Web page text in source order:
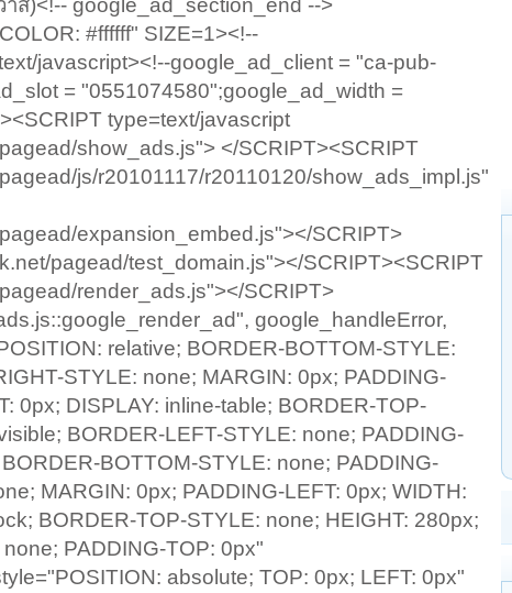
ส)<!-- google_ad_section_end -->
#ffffff" SIZE=1><!--
javascript><!--google_ad_client = "ca-pub-
= "0551074580";google_ad_width =
type=text/javascript
show_ads.js"> </SCRIPT><SCRIPT
js/r20101117/r20110120/show_ads_impl.js"
expansion_embed.js"></SCRIPT>
pagead/test_domain.js"></SCRIPT><SCRIPT
render_ads.js"></SCRIPT>
google_handleError,
relative; BORDER-BOTTOM-STYLE:
STYLE: none; MARGIN: 0px; PADDING-
0px; DISPLAY: inline-table; BORDER-TOP-
BORDER-LEFT-STYLE: none; PADDING-
BOTTOM-STYLE: none; PADDING-
MARGIN: 0px; PADDING-LEFT: 0px; WIDTH:
BORDER-TOP-STYLE: none; HEIGHT: 280px;
PADDING-TOP: 0px"
absolute; TOP: 0px; LEFT: 0px"